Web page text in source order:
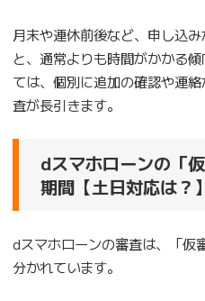
月末や連休前後など、申し込
と、通常よりも時間がかかる
ては、個別に追加の確認や連
査が長引きます。
dスマホローンの「
期間【土日対応は？】
dスマホローンの審査は、「仮
分かれています。